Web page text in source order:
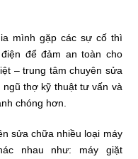
mình gặp các sự cố thì
để đảm an toàn cho
– trung tâm chuyên sửa
thợ kỹ thuật tư vấn và
chóng hơn.
sửa chữa nhiều loại máy
nhau như: máy giặt